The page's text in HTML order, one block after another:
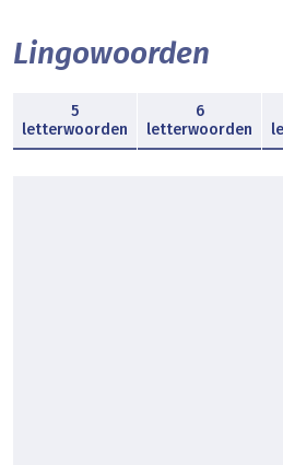
Lingowoorden
5
letterwoorden
6
letterwoorden